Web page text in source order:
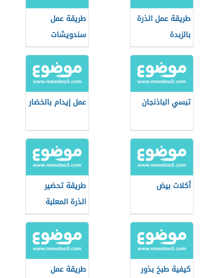
طريقة عمل الذرة
بالزبدة
طريقة عمل
سندويشات
سريعة للمدرسة
تبسي الباذنجان عمل إيدام بالخضار
أكلات بيض
طريقة تحضير
الذرة المعلبة
كيفية طبخ بذور
طريقة عمل